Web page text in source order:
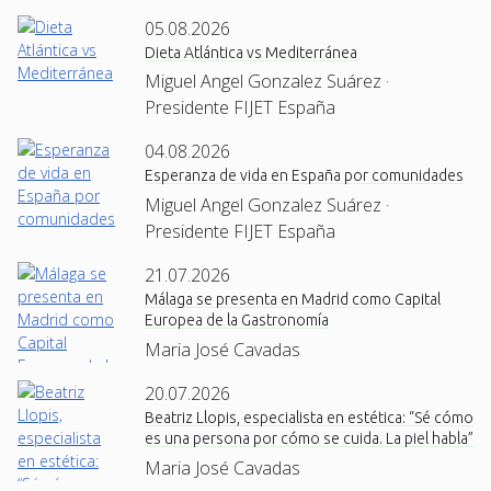
05.08.2026
Dieta Atlántica vs Mediterránea
Miguel Angel Gonzalez Suárez ·
Presidente FIJET España
04.08.2026
Esperanza de vida en España por comunidades
Miguel Angel Gonzalez Suárez ·
Presidente FIJET España
21.07.2026
Málaga se presenta en Madrid como Capital
Europea de la Gastronomía
Maria José Cavadas
20.07.2026
Beatriz Llopis, especialista en estética: “Sé cómo
es una persona por cómo se cuida. La piel habla”
Maria José Cavadas